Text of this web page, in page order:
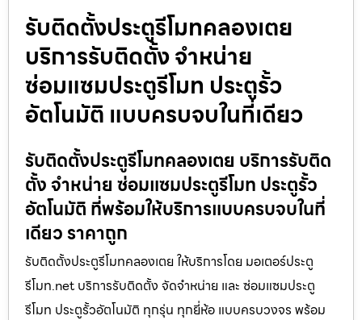
รับติดตั้งประตูรีโมทคลองเตย
บริการรับติดตั้ง จำหน่าย
ซ่อมแซมประตูรีโมท ประตูรั้ว
อัตโนมัติ แบบครบจบในที่เดียว
รับติดตั้งประตูรีโมทคลองเตย บริการรับติด
ตั้ง จำหน่าย ซ่อมแซมประตูรีโมท ประตูรั้ว
อัตโนมัติ ที่พร้อมให้บริการแบบครบจบในที่
เดียว ราคาถูก
รับติดตั้งประตูรีโมทคลองเตย ให้บริการโดย มอเตอร์ประตู
รีโมท.net บริการรับติดตั้ง จัดจำหน่าย และ ซ่อมแซมประตู
รีโมท ประตูรั้วอัตโนมัติ ทุกรุ่น ทุกยี่ห้อ แบบครบวงจร พร้อม